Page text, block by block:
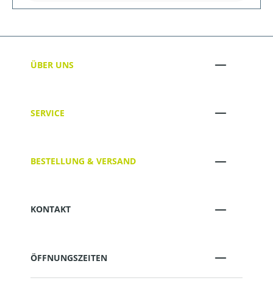
ÜBER UNS
SERVICE
BESTELLUNG & VERSAND
KONTAKT
ÖFFNUNGSZEITEN